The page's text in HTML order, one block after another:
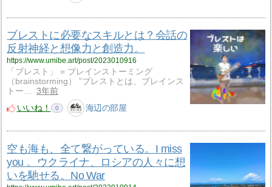
ブレストに必要なスキルとは？会話の
反射神経と想像力と創造力。
https://www.umibe.art/post/2023010916
「ブレスト」 = ブレインストーミング
（brainstorming） ”ブレストとは、ブレインス
トー…
3年前
いいね！
0 海辺の部屋
空も海も、全て繋がっている。I miss
you 。ウクライナ、ロシアの人々に想
いを馳せる。No War